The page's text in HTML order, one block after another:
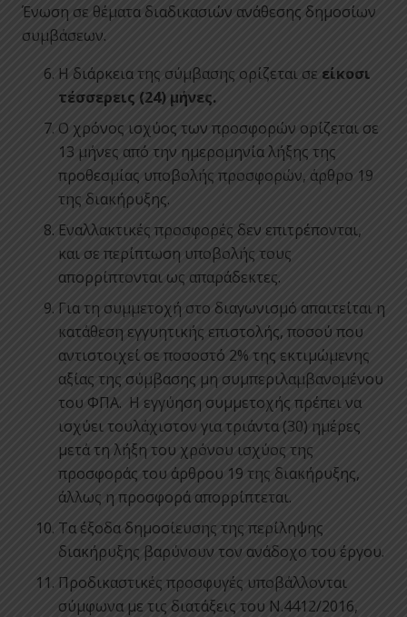
Ένωση σε θέματα διαδικασιών ανάθεσης δημοσίων
συμβάσεων.
Η διάρκεια της σύμβασης ορίζεται σε είκοσι
τέσσερεις (24) μήνες.
Ο χρόνος ισχύος των προσφορών ορίζεται σε
13 μήνες από την ημερομηνία λήξης της
προθεσμίας υποβολής προσφορών, άρθρο 19
της διακήρυξης.
Εναλλακτικές προσφορές δεν επιτρέπονται,
και σε περίπτωση υποβολής τους
απορρίπτονται ως απαράδεκτες.
Για τη συμμετοχή στο διαγωνισμό απαιτείται η
κατάθεση εγγυητικής επιστολής, ποσού που
αντιστοιχεί σε ποσοστό 2% της εκτιμώμενης
αξίας της σύμβασης μη συμπεριλαμβανομένου
του ΦΠΑ. Η εγγύηση συμμετοχής πρέπει να
ισχύει τουλάχιστον για τριάντα (30) ημέρες
μετά τη λήξη του χρόνου ισχύος της
προσφοράς του άρθρου 19 της διακήρυξης,
άλλως η προσφορά απορρίπτεται.
Τα έξοδα δημοσίευσης της περίληψης
διακήρυξης βαρύνουν τον ανάδοχο του έργου.
Προδικαστικές προσφυγές υποβάλλονται
σύμφωνα με τις διατάξεις του Ν.4412/2016,